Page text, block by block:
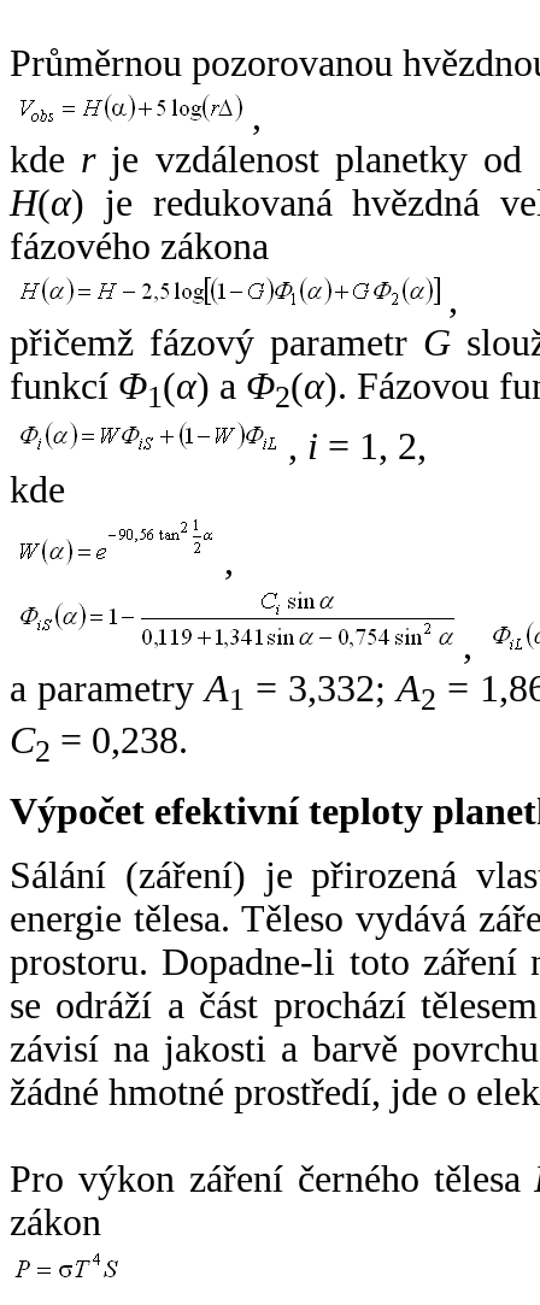
Průměrnou pozorovanou
,
kde rje vzdálenost planetky od
H(α) je redukovaná hvězdná
fázového zákona
,
přičemž fázový parametr G
funkcí Φ1(α) a Φ2(α). Fázovou
, i = 1, 2,
kde
,
,
a parametryA1 = 3,332;A2 =
C2 = 0,238.
Výpočet efektivní teploty
Sálání (záření) je přirozená
energie tělesa. Těleso vydává
prostoru. Dopadne-li toto záření
se odráží a část prochází
závisí na jakosti a barvě
žádné hmotné prostředí, jde o
Pro výkon záření černého tělesa
zákon